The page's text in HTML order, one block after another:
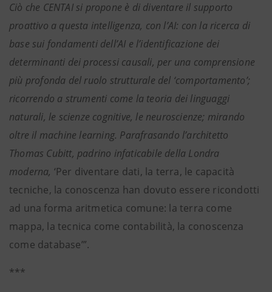
Ciò che CENTAI si propone è di diventare il supporto
proattivo a questa intelligenza, con l’AI: con la ricerca di
base sui fondamenti dell’AI e l’identificazione dei
determinanti dei processi causali, per una comprensione
più profonda del ruolo strutturale del ‘comportamento’;
ricorrendo a strumenti come la teoria dei linguaggi
naturali, le scienze cognitive, le neuroscienze; mirando
oltre il machine learning. Parafrasando l’architetto
Thomas Cubitt, padrino infaticabile della Londra
moderna, ‘Per diventare dati, la terra, le capacità
tecniche, la conoscenza han dovuto essere ricondotti
ad una forma aritmetica comune: la terra come
mappa, la tecnica come contabilità, la conoscenza
come database’”.
***